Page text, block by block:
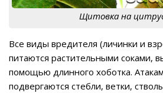
Щитовка на
Все виды вредителя (личинки и
питаются растительными соками,
помощью длинного хоботка.
подвергаются стебли, ветки,